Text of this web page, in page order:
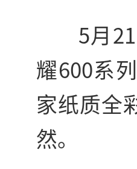
5月
耀600系
家纸质全
然。